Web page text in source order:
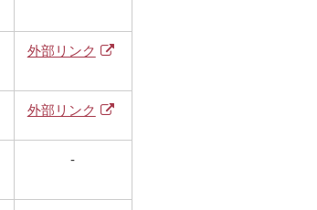
外部リンク
外部リンク
-